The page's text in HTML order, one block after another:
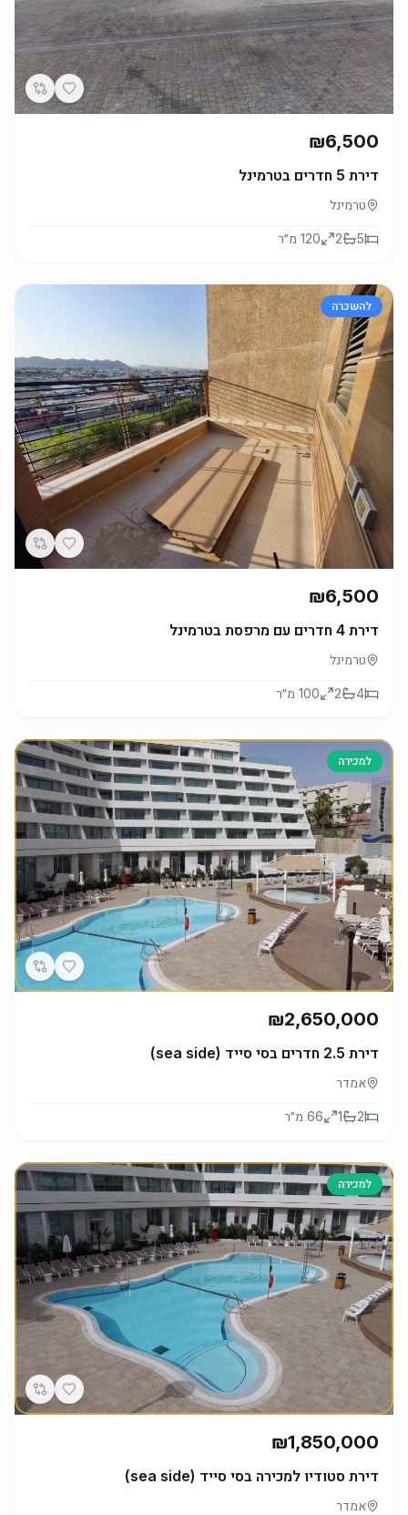
₪6,500
דירת 5 חדרים בטרמינל
טרמינל
5
2
120 מ״ר
להשכרה
₪6,500
דירת 4 חדרים עם מרפסת בטרמינל
טרמינל
4
2
100 מ״ר
למכירה
₪2,650,000
דירת 2.5 חדרים בסי סייד (sea side)
אמדר
2
1
66 מ״ר
למכירה
₪1,850,000
דירת סטודיו למכירה בסי סייד (sea side)
אמדר